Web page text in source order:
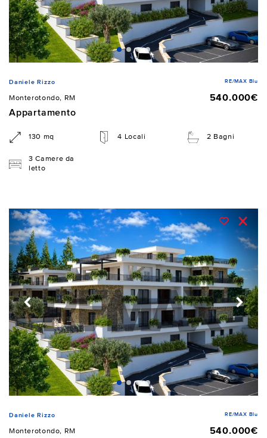
Daniele Rizzo RE/MAX Blu
Monterotondo, RM
540.000€
Appartamento
130 mq 4 Locali 2 Bagni
3 Camere da
letto
Daniele Rizzo RE/MAX Blu
Monterotondo, RM
540.000€